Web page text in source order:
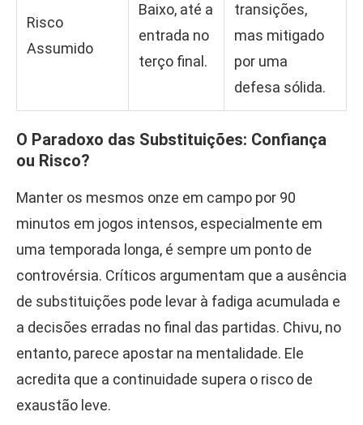
Risco
Assumido
Baixo, até a
entrada no
terço final.
transições,
mas mitigado
por uma
defesa sólida.
O Paradoxo das Substituições: Confiança
ou Risco?
Manter os mesmos onze em campo por 90
minutos em jogos intensos, especialmente em
uma temporada longa, é sempre um ponto de
controvérsia. Críticos argumentam que a ausência
de substituições pode levar à fadiga acumulada e
a decisões erradas no final das partidas. Chivu, no
entanto, parece apostar na mentalidade. Ele
acredita que a continuidade supera o risco de
exaustão leve.